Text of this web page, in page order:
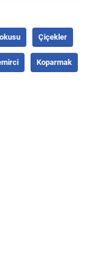
Çiçekler
Koparmak